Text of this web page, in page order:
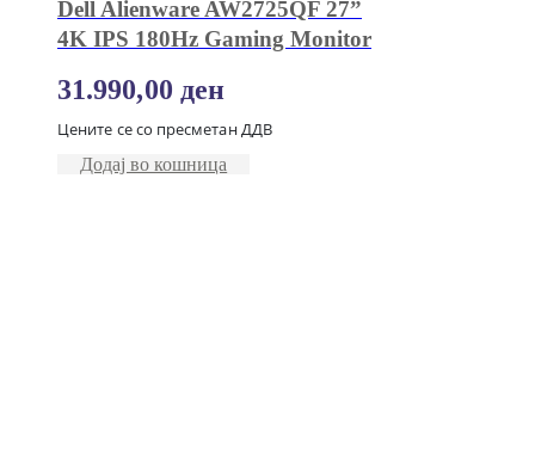
Dell Alienware AW2725QF 27”
4K IPS 180Hz Gaming Monitor
31.990,00 ден
Цените се со пресметан ДДВ
Додај во кошница